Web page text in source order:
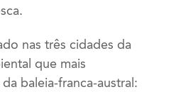
nas três cidades da
que mais
baleia-franca-austral: